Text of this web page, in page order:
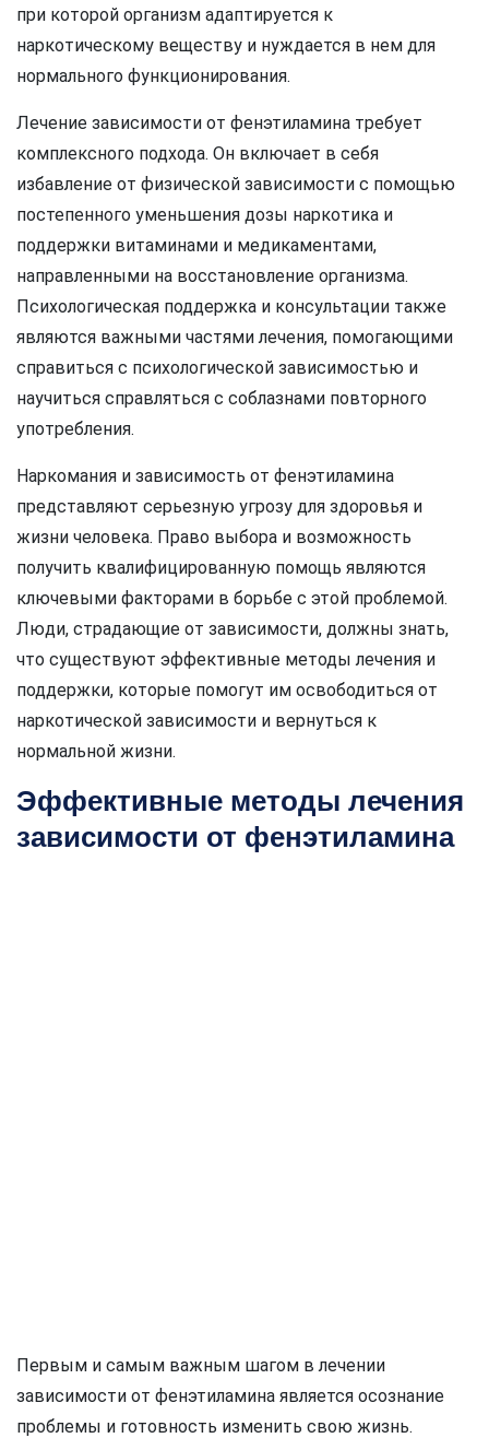
при которой организм адаптируется к
наркотическому веществу и нуждается в нем для
нормального функционирования.
Лечение зависимости от фенэтиламина требует
комплексного подхода. Он включает в себя
избавление от физической зависимости с помощью
постепенного уменьшения дозы наркотика и
поддержки витаминами и медикаментами,
направленными на восстановление организма.
Психологическая поддержка и консультации также
являются важными частями лечения, помогающими
справиться с психологической зависимостью и
научиться справляться с соблазнами повторного
употребления.
Наркомания и зависимость от фенэтиламина
представляют серьезную угрозу для здоровья и
жизни человека. Право выбора и возможность
получить квалифицированную помощь являются
ключевыми факторами в борьбе с этой проблемой.
Люди, страдающие от зависимости, должны знать,
что существуют эффективные методы лечения и
поддержки, которые помогут им освободиться от
наркотической зависимости и вернуться к
нормальной жизни.
Эффективные методы лечения
зависимости от фенэтиламина
Первым и самым важным шагом в лечении
зависимости от фенэтиламина является осознание
проблемы и готовность изменить свою жизнь.